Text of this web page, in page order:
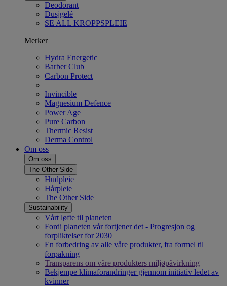
Deodorant
Dusjgelé
SE ALL KROPPSPLEIE
Merker
Hydra Energetic
Barber Club
Carbon Protect
Invincible
Magnesium Defence
Power Age
Pure Carbon
Thermic Resist
Derma Control
Om oss
Om oss
The Other Side
Hudpleie
Hårpleie
The Other Side
Sustainability
Vårt løfte til planeten
Fordi planeten vår fortjener det - Progresjon og
forpliktelser for 2030
En forbedring av alle våre produkter, fra formel til
forpakning
Transparens om våre produkters miljøpåvirkning
Bekjempe klimaforandringer gjennom initiativ ledet av
kvinner